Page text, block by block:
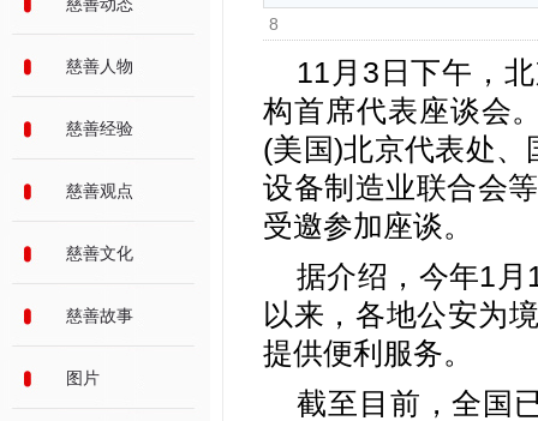
慈善人物
慈善经验
慈善观点
慈善文化
慈善故事
图片
8
11月3日下午，
构首席代表座谈会
(美国)北京代表处
设备制造业联合会
受邀参加座谈。
据介绍，今年1
以来，各地公安为
提供便利服务。
截至目前，全国